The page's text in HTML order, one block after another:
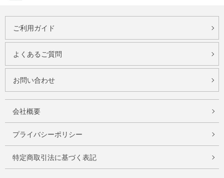
ご利用ガイド
よくあるご質問
お問い合わせ
会社概要
プライバシーポリシー
特定商取引法に基づく表記